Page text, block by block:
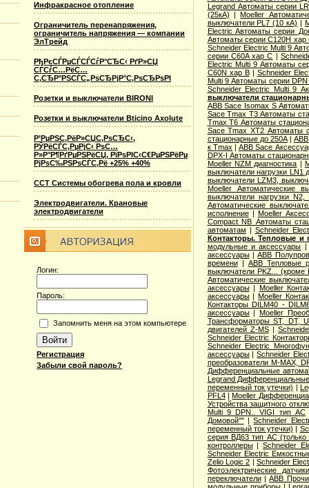
Инфракрасное отопление
Ограничитель перенапряжения,
ограничитель напряжения — компании
ЭлТрейд
РђРєСЃРµСЃСЃСѓР°СЂС‹ РґР»СЏ
СЃСѓС…РёС…
С‚СЂР°РЅСЃС„РѕСЂРјР°С‚РѕСЂРѕРІ
Розетки и выключатели BIRONI
Розетки и выключатели Bticino Axolute
Р’РµРЅС‚РёР»СЏС‚РѕСЂС‹,
РЎРёСЃС‚РµРјС‹ РѕС…
Р»Р°Р¶РґРµРЅРёСЏ, РїРѕРІС‹С€РµРЅРёРµ
РјРѕС‰РЅРѕСЃС‚Рё +25% +40%
ССТ Системы обогрева пола и кровли
Электродвигатели. Крановые
электродвигатели
Логин:
Пароль:
Запомнить меня на этом компьютере
Регистрация
Забыли свой пароль?
Legrand Автоматы серии
(25кА) |Moeller
выключатели PL7 (10 кА) |
Electric Aвтоматы серии
Автоматы серии C120H хар
Schneider Electric Multi 9
серии C60A хар C |
Electric Multi 9 Автоматы
C60N хар B| Schneider
Multi 9 Автоматы серии
Schneider Electric Multi 9
выключатели
ABB Sace Isomax S
Sace Tmax T3 Автоматы
Tmax T6 Автоматы
Sace Tmax XT2 Автоматы
стационарные до 250А|
к Tmax | ABB Sace
DPX-I Автоматы
Moeller NZM диагностика |
выключатели нагрузки LN1
выключатели LZM3,
Moeller Автоматические
выключатели нагрузки
Автоматические
исполнение| Moeller
Compact NB Автоматы
автоматам | Schneider
Контакторы. Тепловые и
модульные и аксессуары
аксессуары|ABB
времени| ABB Тепловые
выключатели PKZ... (кроме
Автоматические
аксессуары| Moeller
аксессуары|Moeller
Контакторы DILM40 -
аксессуары|Moeller
Трансформаторы ST, DT,
двигателей Z-MS|
Schneider Electric
Schneider Electric
аксессуары|Schneider
преобразователи M-MAX,
Дифференциальные
Legrand
переменный ток утечки) |
PFL4|Moeller
Устройства защитного
Multi 9 DPN.. VIGI тип AС
Домовой""|Schneider
переменный ток утечки) |
серия ВД63 тип АС (только
контроллеры| Schneider
Schneider Electric
Zelio Logic 2 | Schneider
Фотоэлектрические датчики
переключатели|ABB